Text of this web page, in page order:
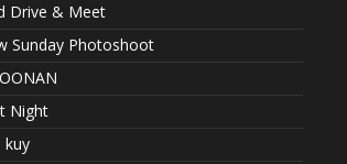
Drive & Meet
Sunday Photoshoot
Night
kuy